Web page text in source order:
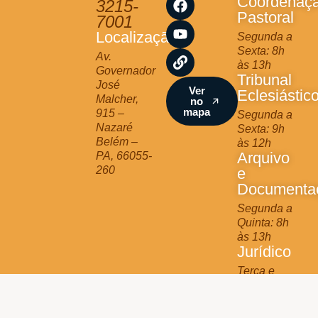
3215-
7001
Localização
Av.
Governador
José
Malcher,
915 –
Nazaré
Belém –
PA, 66055-
260
t
a
g
r
a
m
e
b
o
o
k
t
u
b
e
k
Ver
no
mapa
Pastoral
Segunda a
Sexta: 8h
às 13h
Tribunal
Segunda a
Sexta: 9h
às 12h
Arquivo
e
Segunda a
Quinta: 8h
às 13h
Jurídico
Terça e